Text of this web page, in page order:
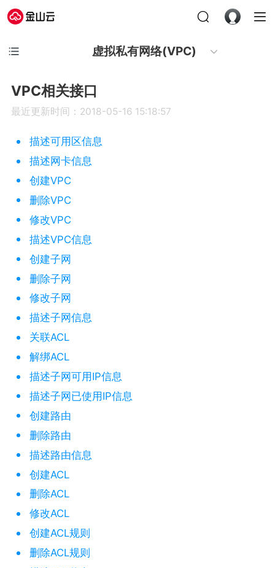
虚拟私有网络(VPC)
VPC相关接口
最近更新时间：2018-05-16 15:18:57
描述可用区信息
描述网卡信息
创建VPC
删除VPC
修改VPC
描述VPC信息
创建子网
删除子网
修改子网
描述子网信息
关联ACL
解绑ACL
描述子网可用IP信息
描述子网已使用IP信息
创建路由
删除路由
描述路由信息
创建ACL
删除ACL
修改ACL
创建ACL规则
删除ACL规则